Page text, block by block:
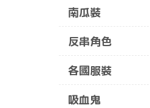
南瓜裝
反串角色
各國服裝
吸血鬼